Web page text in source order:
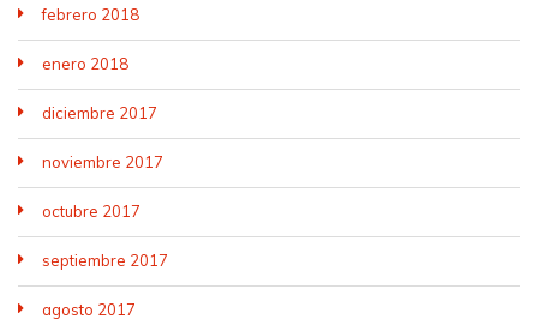
febrero 2018
enero 2018
diciembre 2017
noviembre 2017
octubre 2017
septiembre 2017
agosto 2017